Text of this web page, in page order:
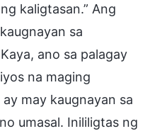
kaligtasan.” Ang
sa
ano sa palagay
na maging
may kaugnayan sa
umasal. Inililigtas ng